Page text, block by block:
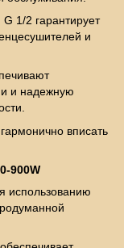
1/2 гарантирует
и
и надежную
вписать
900W
использованию